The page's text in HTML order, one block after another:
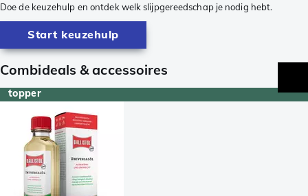
Doe de keuzehulp en ontdek welk slijpgereedschap je nodig hebt.
Start keuzehulp
Combideals & accessoires
topper